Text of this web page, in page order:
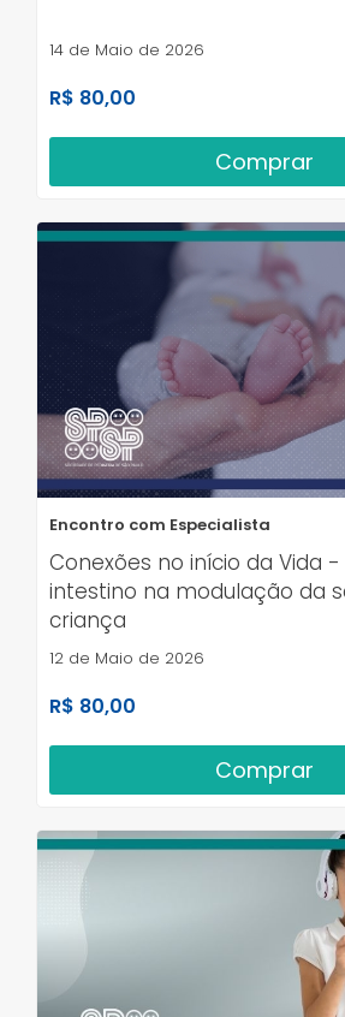
14 de Maio de 2026
R$ 80,00
Comprar
Encontro com Especialista
Conexões no início da Vida
intestino na modulação da
criança
12 de Maio de 2026
R$ 80,00
Comprar